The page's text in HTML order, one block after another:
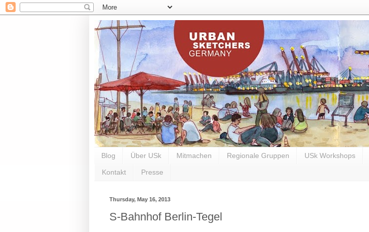
Blog Über USk Mitmachen Regionale Gruppen USk Workshops
Kontakt Presse
Thursday, May 16, 2013
S-Bahnhof Berlin-Tegel